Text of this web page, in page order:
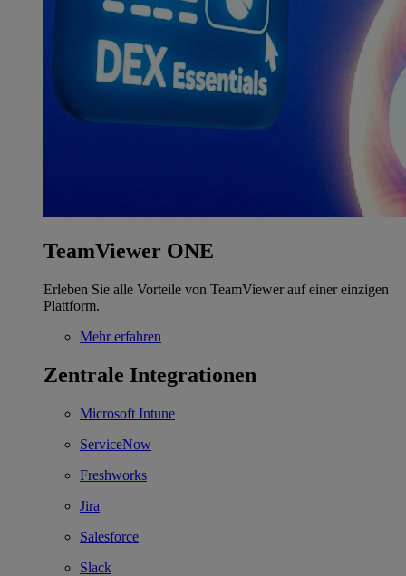
TeamViewer ONE
Erleben Sie alle Vorteile von TeamViewer auf einer einzigen
Plattform.
Mehr erfahren
Zentrale Integrationen
Microsoft Intune
ServiceNow
Freshworks
Jira
Salesforce
Slack